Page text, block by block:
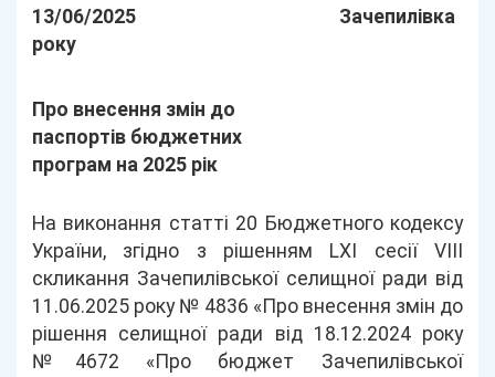
13/06/2025
року
Зачепилівка
Про внесення змін до
паспортів бюджетних
програм на 2025 рік
На виконання статті 20 Бюджетного кодексу
України, згідно з рішенням LХІ сесії VIII
скликання Зачепилівської селищної ради від
11.06.2025 року № 4836 «Про внесення змін до
рішення селищної ради від 18.12.2024 року
№4672 «Про бюджет Зачепилівської